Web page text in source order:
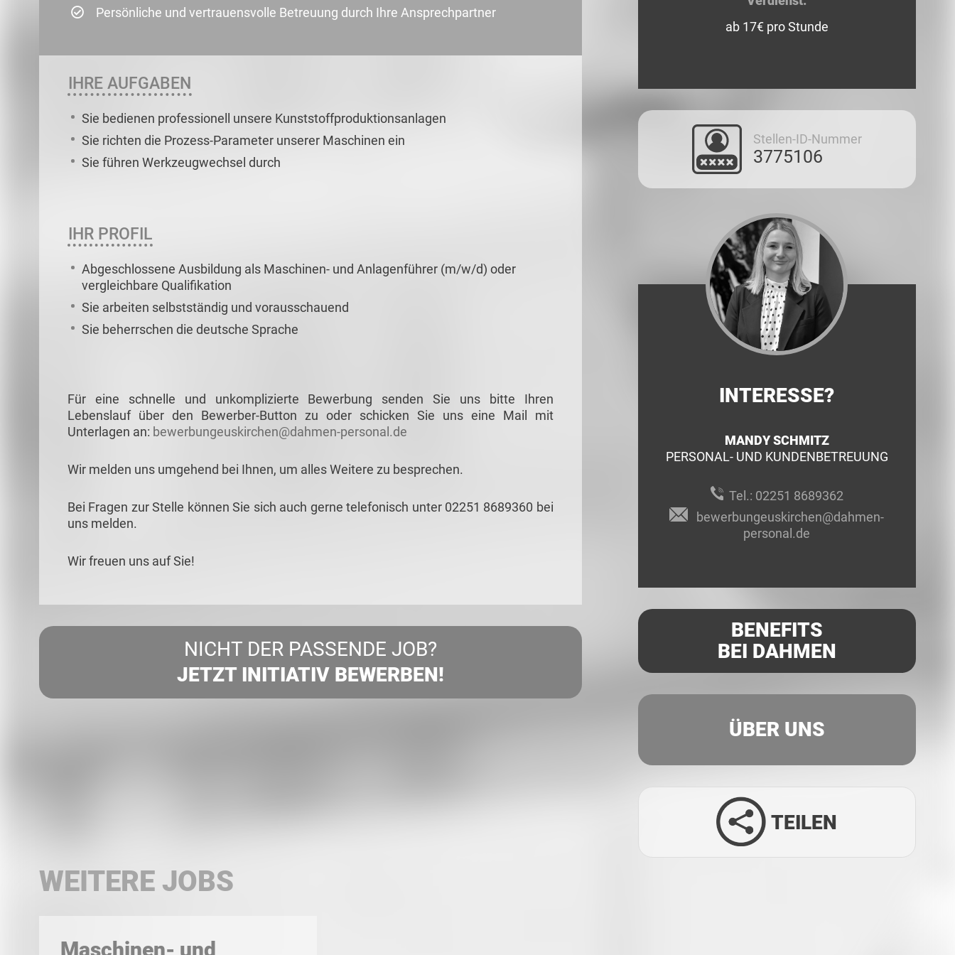
Persönliche und vertrauensvolle Betreuung durch Ihre Ansprechpartner
IHRE AUFGABEN
Sie bedienen professionell unsere Kunststoffproduktionsanlagen
Sie richten die Prozess-Parameter unserer Maschinen ein
Sie führen Werkzeugwechsel durch
IHR PROFIL
Abgeschlossene Ausbildung als Maschinen- und Anlagenführer (m/w/d) oder
vergleichbare Qualifikation
Sie arbeiten selbstständig und vorausschauend
Sie beherrschen die deutsche Sprache
Für eine schnelle und unkomplizierte Bewerbung senden Sie uns bitte Ihren
Lebenslauf über den Bewerber-Button zu oder schicken Sie uns eine Mail mit
Unterlagen an: bewerbungeuskirchen@dahmen-personal.de
Wir melden uns umgehend bei Ihnen, um alles Weitere zu besprechen.
Bei Fragen zur Stelle können Sie sich auch gerne telefonisch unter 02251 8689360 bei
uns melden.
Wir freuen uns auf Sie!
NICHT DER PASSENDE JOB?
JETZT INITIATIV BEWERBEN!
ab 17€ pro Stunde
Stellen-ID-Nummer
3775106
INTERESSE?
MANDY SCHMITZ
PERSONAL- UND KUNDENBETREUUNG
Tel.: 02251 8689362
bewerbungeuskirchen@dahmen-
personal.de
BENEFITS
BEI DAHMEN
ÜBER UNS
TEILEN
WEITERE JOBS
Maschinen- und